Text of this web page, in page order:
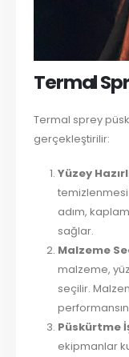
Termal
Termal sprey
gerçekleştirilir:
Yüzey
temizlenmesi
adım,
sağlar.
Malzeme
malzeme,
seçilir.
Püskürtme
ekipmanlar